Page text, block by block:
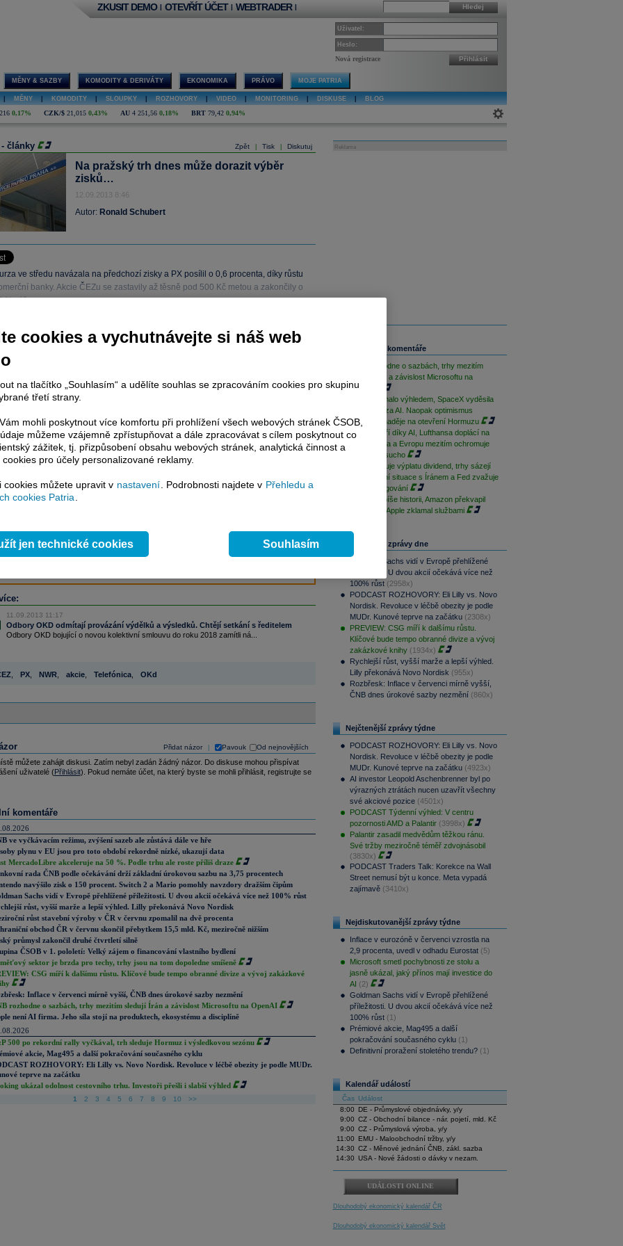
Hledej
ZKUSIT DEMO | OTEVŘÍT ÚČET | WEBTRADER |
Uživatel:
Heslo:
Nová registrace Přihlásit
MĚNY & SAZBY KOMODITY & DERIVÁTY EKONOMIKA PRÁVO MOJE PATRIA
MĚNY KOMODITY SLOUPKY ROZHOVORY VIDEO MONITORING DISKUSE BLOG
0,17% CZK/$ 21,015 0,43% AU 4 251,56 0,18% BRT 79,42 0,94%
Zpět Tisk Diskutuj
- články
Na pražský trh dnes může dorazit výběr
zisků…
12.09.2013 8:46
Autor: Ronald Schubert
ve středu navázala na předchozí zisky a PX posílil o 0,6 procenta, díky růstu
banky. Akcie ČEZu se zastavily až těsně pod 500 Kč metou a zakončily o
% výše.
článku je dostupné jen klientům placených služeb
Plus
služeb, potom je nutné sePřihlásit.
kekompletnímu zpravodajství
bez jakýchkoliv omezení. Veškeré
komentáře a horké zprávy jsou
terminálovou metodou (bez nutnosti obnovovat stránku) bez
zpravodajství, ale i další služby získáte v Patria Plus / Investor Plus -
avaluace, ekonomické fundamenty více
11.09.2013 11:17
Odbory OKD odmítají provázání výdělků a výsledků. Chtějí setkání s ředitelem
Odbory OKD bojující o novou kolektivní smlouvu do roku 2018 zamítli ná...
PX, NWR, akcie, Telefónica, OKd
Přidat názor Pavouk Od nejnovějších
můžete zahájit diskusi. Zatím nebyl zadán žádný názor. Do diskuse mohou přispívat
uživatelé (Přihlásit). Pokud nemáte účet, na který byste se mohli přihlásit, registrujte se
komentáře
ve vyčkávacím režimu, zvýšení sazeb ale zůstává dále ve hře
plynu v EU jsou pro toto období rekordně nízké, ukazují data
MercadoLibre akceleruje na 50 %. Podle trhu ale roste příliš draze
rada ČNB podle očekávání drží základní úrokovou sazbu na 3,75 procentech
navýšilo zisk o 150 procent. Switch 2 a Mario pomohly navzdory dražším čipům
Sachs vidí v Evropě přehlížené příležitosti. U dvou akcií očekává více než 100% růst
růst, vyšší marže a lepší výhled. Lilly překonává Novo Nordisk
růst stavební výroby v ČR v červnu zpomalil na dvě procenta
obchod ČR v červnu skončil přebytkem 15,5 mld. Kč, meziročně nižším
průmysl zakončil druhé čtvrtletí silně
ČSOB v 1. pololetí: Velký zájem o financování vlastního bydlení
sektor je brzda pro techy, trhy jsou na tom dopoledne smíšeně
CSG míří k dalšímu růstu. Klíčové bude tempo obranné divize a vývoj zakázkové
Inflace v červenci mírně vyšší, ČNB dnes úrokové sazby nezmění
rozhodne o sazbách, trhy mezitím sledují Írán a závislost Microsoftu na OpenAI
není AI firma. Jeho síla stojí na produktech, ekosystému a disciplíně
500 po rekordní rally vyčkával, trh sleduje Hormuz i výsledkovou sezónu
akcie, Mag495 a další pokračování současného cyklu
ROZHOVORY: Eli Lilly vs. Novo Nordisk. Revoluce v léčbě obezity je podle MUDr.
teprve na začátku
ukázal odolnost cestovního trhu. Investoři přešli i slabší výhled
1 2 3 4 5 6 7 8 9 10 >>
Reklama
Související komentáře
ČNB rozhodne o sazbách, trhy mezitím
sledují Írán a závislost Microsoftu na
OpenAI
AMD zklamalo výhledem, SpaceX vyděsila
cenovkou za AI. Naopak optimismus
podporují naděje na otevření Hormuzu
Palantir září díky AI, Lufthansa doplácí na
drahá paliva a Evropu mezitím ochromuje
historické sucho
ČEZ zahajuje výplatu dividend, trhy sázejí
na uklidnění situace s Íránem a Fed zvažuje
změnu fungování
Microsoft píše historii, Amazon překvapil
cloudem a Apple zklamal službami
Nejčtenější zprávy dne
Goldman Sachs vidí v Evropě přehlížené
příležitosti. U dvou akcií očekává více než
100% růst (2958x)
PODCAST ROZHOVORY: Eli Lilly vs. Novo
Nordisk. Revoluce v léčbě obezity je podle
MUDr. Kunové teprve na začátku (2308x)
PREVIEW: CSG míří k dalšímu růstu.
Klíčové bude tempo obranné divize a vývoj
zakázkové knihy (1934x)
Rychlejší růst, vyšší marže a lepší výhled.
Lilly překonává Novo Nordisk (955x)
Rozbřesk: Inflace v červenci mírně vyšší,
ČNB dnes úrokové sazby nezmění (860x)
Nejčtenější zprávy týdne
PODCAST ROZHOVORY: Eli Lilly vs. Novo
Nordisk. Revoluce v léčbě obezity je podle
MUDr. Kunové teprve na začátku (4923x)
AI investor Leopold Aschenbrenner byl po
výrazných ztrátách nucen uzavřít všechny
své akciové pozice (4501x)
PODCAST Týdenní výhled: V centru
pozornosti AMD a Palantir (3998x)
Palantir zasadil medvědům těžkou ránu.
Své tržby meziročně téměř zdvojnásobil
(3830x)
PODCAST Traders Talk: Korekce na Wall
Street nemusí být u konce. Meta vypadá
zajímavě (3410x)
Nejdiskutovanější zprávy týdne
Inflace v eurozóně v červenci vzrostla na
2,9 procenta, uvedl v odhadu Eurostat (5)
Microsoft smetl pochybnosti ze stolu a
jasně ukázal, jaký přínos mají investice do
AI (2)
Goldman Sachs vidí v Evropě přehlížené
příležitosti. U dvou akcií očekává více než
100% růst (1)
Prémiové akcie, Mag495 a další
pokračování současného cyklu (1)
Definitivní proražení stoletého trendu? (1)
Kalendář událostí
Čas Událost
8:00
DE - Průmyslové objednávky, y/y
9:00 CZ - Obchodní bilance - nár. pojetí, mld. Kč
9:00 CZ - Průmyslová výroba, y/y
11:00
EMU - Maloobchodní tržby, y/y
14:30 CZ - Měnové jednání ČNB, zákl. sazba
14:30 USA - Nové žádosti o dávky v nezam.
UDÁLOSTI ONLINE
Dlouhodobý ekonomický kalendář ČR
Dlouhodobý ekonomický kalendář Svět
cookies a vychutnávejte si náš web
na tlačítko „Souhlasím“ a udělíte souhlas se zpracováním cookies pro skupinu
třetí strany.
mohli poskytnout více komfortu při prohlížení všech webových stránek ČSOB,
můžeme vzájemně zpřístupňovat a dále zpracovávat s cílem poskytnout co
zážitek, tj. přizpůsobení obsahu webových stránek, analytická činnost a
pro účely personalizované reklamy.
cookies můžete upravit v nastavení . Podrobnosti najdete v Přehledu a
cookies Patria
jen technické cookies Souhlasím